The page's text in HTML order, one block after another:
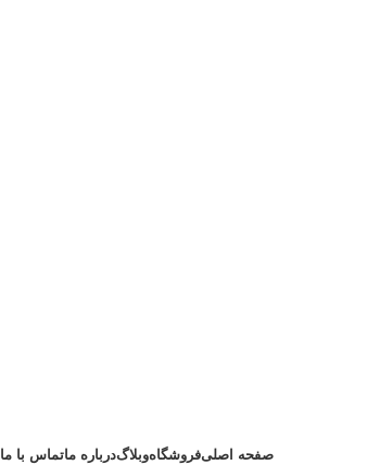
صفحه اصلیفروشگاهوبلاگدرباره ماتماس با ما